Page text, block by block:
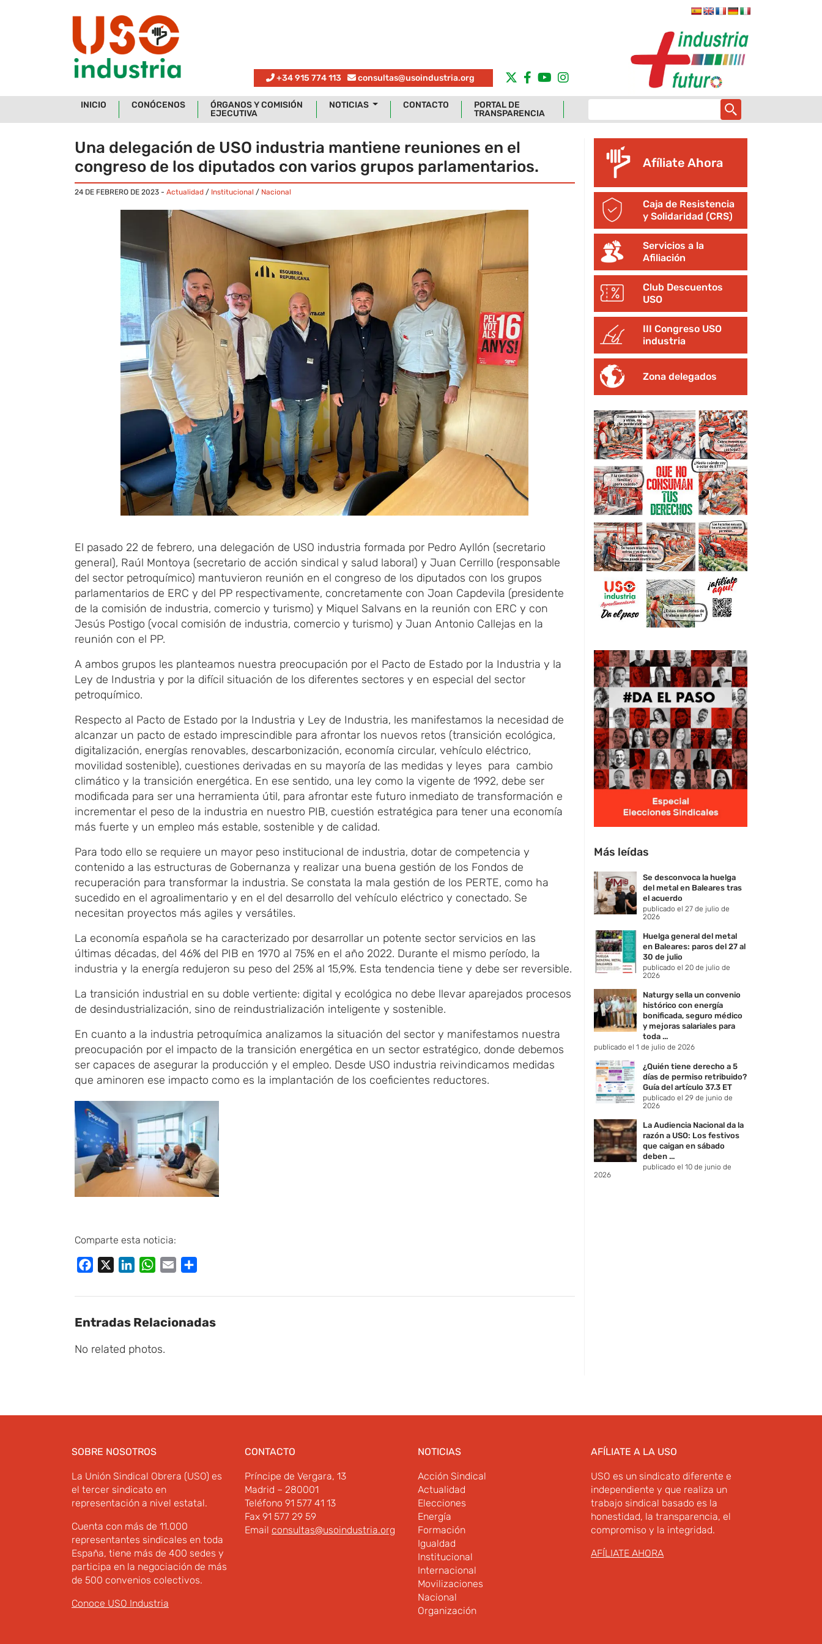
+34 915 774 113 consultas@usoindustria.org
INICIO CONÓCENOS
ÓRGANOS Y COMISIÓN
EJECUTIVA
NOTICIAS CONTACTO
PORTAL DE
TRANSPARENCIA
Una delegación de USO industria mantiene reuniones en el
congreso de los diputados con varios grupos parlamentarios.
24 DE FEBRERO DE 2023 - Actualidad / Institucional / Nacional
El pasado 22 de febrero, una delegación de USO industria formada por Pedro Ayllón (secretario
general), Raúl Montoya (secretario de acción sindical y salud laboral) y Juan Cerrillo (responsable
del sector petroquímico) mantuvieron reunión en el congreso de los diputados con los grupos
parlamentarios de ERC y del PP respectivamente, concretamente con Joan Capdevila (presidente
de la comisión de industria, comercio y turismo) y Miquel Salvans en la reunión con ERC y con
Jesús Postigo (vocal comisión de industria, comercio y turismo) y Juan Antonio Callejas en la
reunión con el PP.
A ambos grupos les planteamos nuestra preocupación por el Pacto de Estado por la Industria y la
Ley de Industria y por la difícil situación de los diferentes sectores y en especial del sector
petroquímico.
Respecto al Pacto de Estado por la Industria y Ley de Industria, les manifestamos la necesidad de
alcanzar un pacto de estado imprescindible para afrontar los nuevos retos (transición ecológica,
digitalización, energías renovables, descarbonización, economía circular, vehículo eléctrico,
movilidad sostenible), cuestiones derivadas en su mayoría de las medidas y leyes para cambio
climático y la transición energética. En ese sentido, una ley como la vigente de 1992, debe ser
modificada para ser una herramienta útil, para afrontar este futuro inmediato de transformación e
incrementar el peso de la industria en nuestro PIB, cuestión estratégica para tener una economía
más fuerte y un empleo más estable, sostenible y de calidad.
Para todo ello se requiere un mayor peso institucional de industria, dotar de competencia y
contenido a las estructuras de Gobernanza y realizar una buena gestión de los Fondos de
recuperación para transformar la industria. Se constata la mala gestión de los PERTE, como ha
sucedido en el agroalimentario y en el del desarrollo del vehículo eléctrico y conectado. Se
necesitan proyectos más agiles y versátiles.
La economía española se ha caracterizado por desarrollar un potente sector servicios en las
últimas décadas, del 46% del PIB en 1970 al 75% en el año 2022. Durante el mismo período, la
industria y la energía redujeron su peso del 25% al 15,9%. Esta tendencia tiene y debe ser reversible.
La transición industrial en su doble vertiente: digital y ecológica no debe llevar aparejados procesos
de desindustrialización, sino de reindustrialización inteligente y sostenible.
En cuanto a la industria petroquímica analizamos la situación del sector y manifestamos nuestra
preocupación por el impacto de la transición energética en un sector estratégico, donde debemos
ser capaces de asegurar la producción y el empleo. Desde USO industria reivindicamos medidas
que aminoren ese impacto como es la implantación de los coeficientes reductores.
Comparte esta noticia:
Facebook LinkedInWhatsApp
Email
Entradas Relacionadas
No related photos.
Afíliate Ahora
Caja de Resistencia
y Solidaridad (CRS)
Servicios a la
Afiliación
Club Descuentos
USO
III Congreso USO
industria
Zona delegados
Más leídas
Se desconvoca la huelga
del metal en Baleares tras
el acuerdo
publicado el 27 de julio de
2026
Huelga general del metal
en Baleares: paros del 27 al
30 de julio
publicado el 20 de julio de
2026
Naturgy sella un convenio
histórico con energía
bonificada, seguro médico
y mejoras salariales para
toda ...
publicado el 1 de julio de 2026
¿Quién tiene derecho a 5
días de permiso retribuido?
Guía del artículo 37.3 ET
publicado el 29 de junio de
2026
La Audiencia Nacional da la
razón a USO: Los festivos
que caigan en sábado
deben ...
publicado el 10 de junio de
2026
SOBRE NOSOTROS
La Unión Sindical Obrera (USO) es
el tercer sindicato en
representación a nivel estatal.
Cuenta con más de 11.000
representantes sindicales en toda
España, tiene más de 400 sedes y
participa en la negociación de más
de 500 convenios colectivos.
Conoce USO Industria
CONTACTO
Príncipe de Vergara, 13
Madrid – 280001
Teléfono 91 577 41 13
Fax 91 577 29 59
Email consultas@usoindustria.org
NOTICIAS
Acción Sindical
Actualidad
Elecciones
Energía
Formación
Igualdad
Institucional
Internacional
Movilizaciones
Nacional
Organización
AFÍLIATE A LA USO
USO es un sindicato diferente e
independiente y que realiza un
trabajo sindical basado es la
honestidad, la transparencia, el
compromiso y la integridad.
AFÍLIATE AHORA